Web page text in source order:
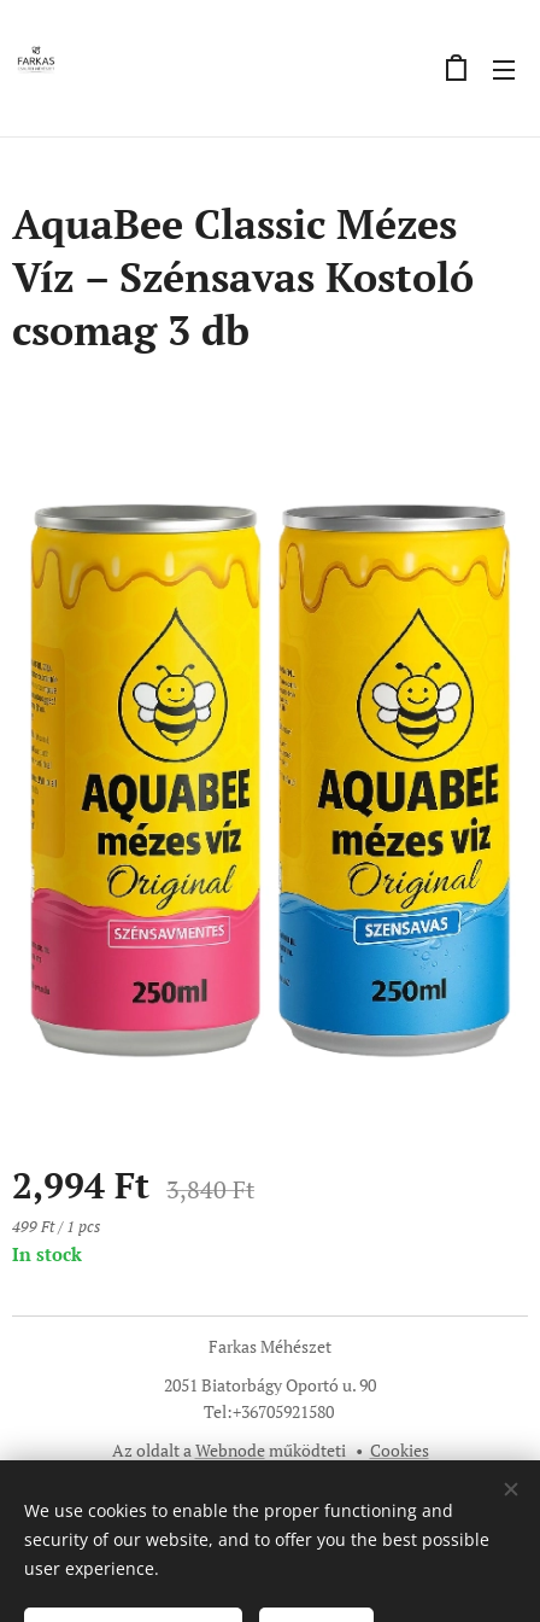
AquaBee Classic Mézes
Víz – Szénsavas Kostoló
csomag 3 db
2,994 Ft 3,840Ft
499 Ft / 1 pcs
In stock
Farkas Méhészet
2051 Biatorbágy Oportó u. 90
Tel:+36705921580
Az oldalt aWebnodeműködteti Cookies
Languages
Magyar
English
We use cookies to enable the proper functioning and
security of our website, and to offer you the best possible
user experience.